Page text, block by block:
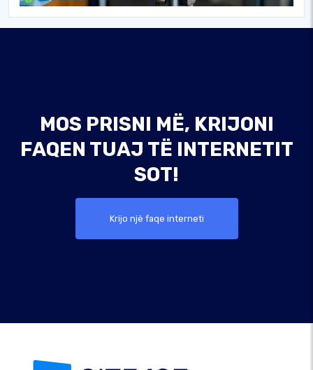
MOS PRISNI MË, KRIJONI
FAQEN TUAJ TË INTERNETIT
SOT!
Krijo një faqe interneti